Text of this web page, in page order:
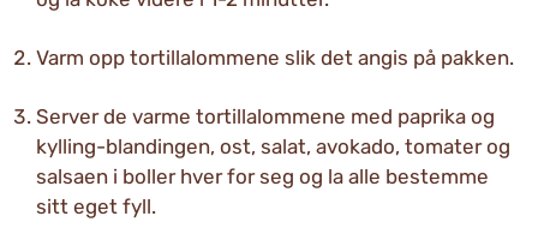
Varm opp tortillalommene slik det angis på pakken.
Server de varme tortillalommene med paprika og
kylling-blandingen, ost, salat, avokado, tomater og
salsaen i boller hver for seg og la alle bestemme
sitt eget fyll.